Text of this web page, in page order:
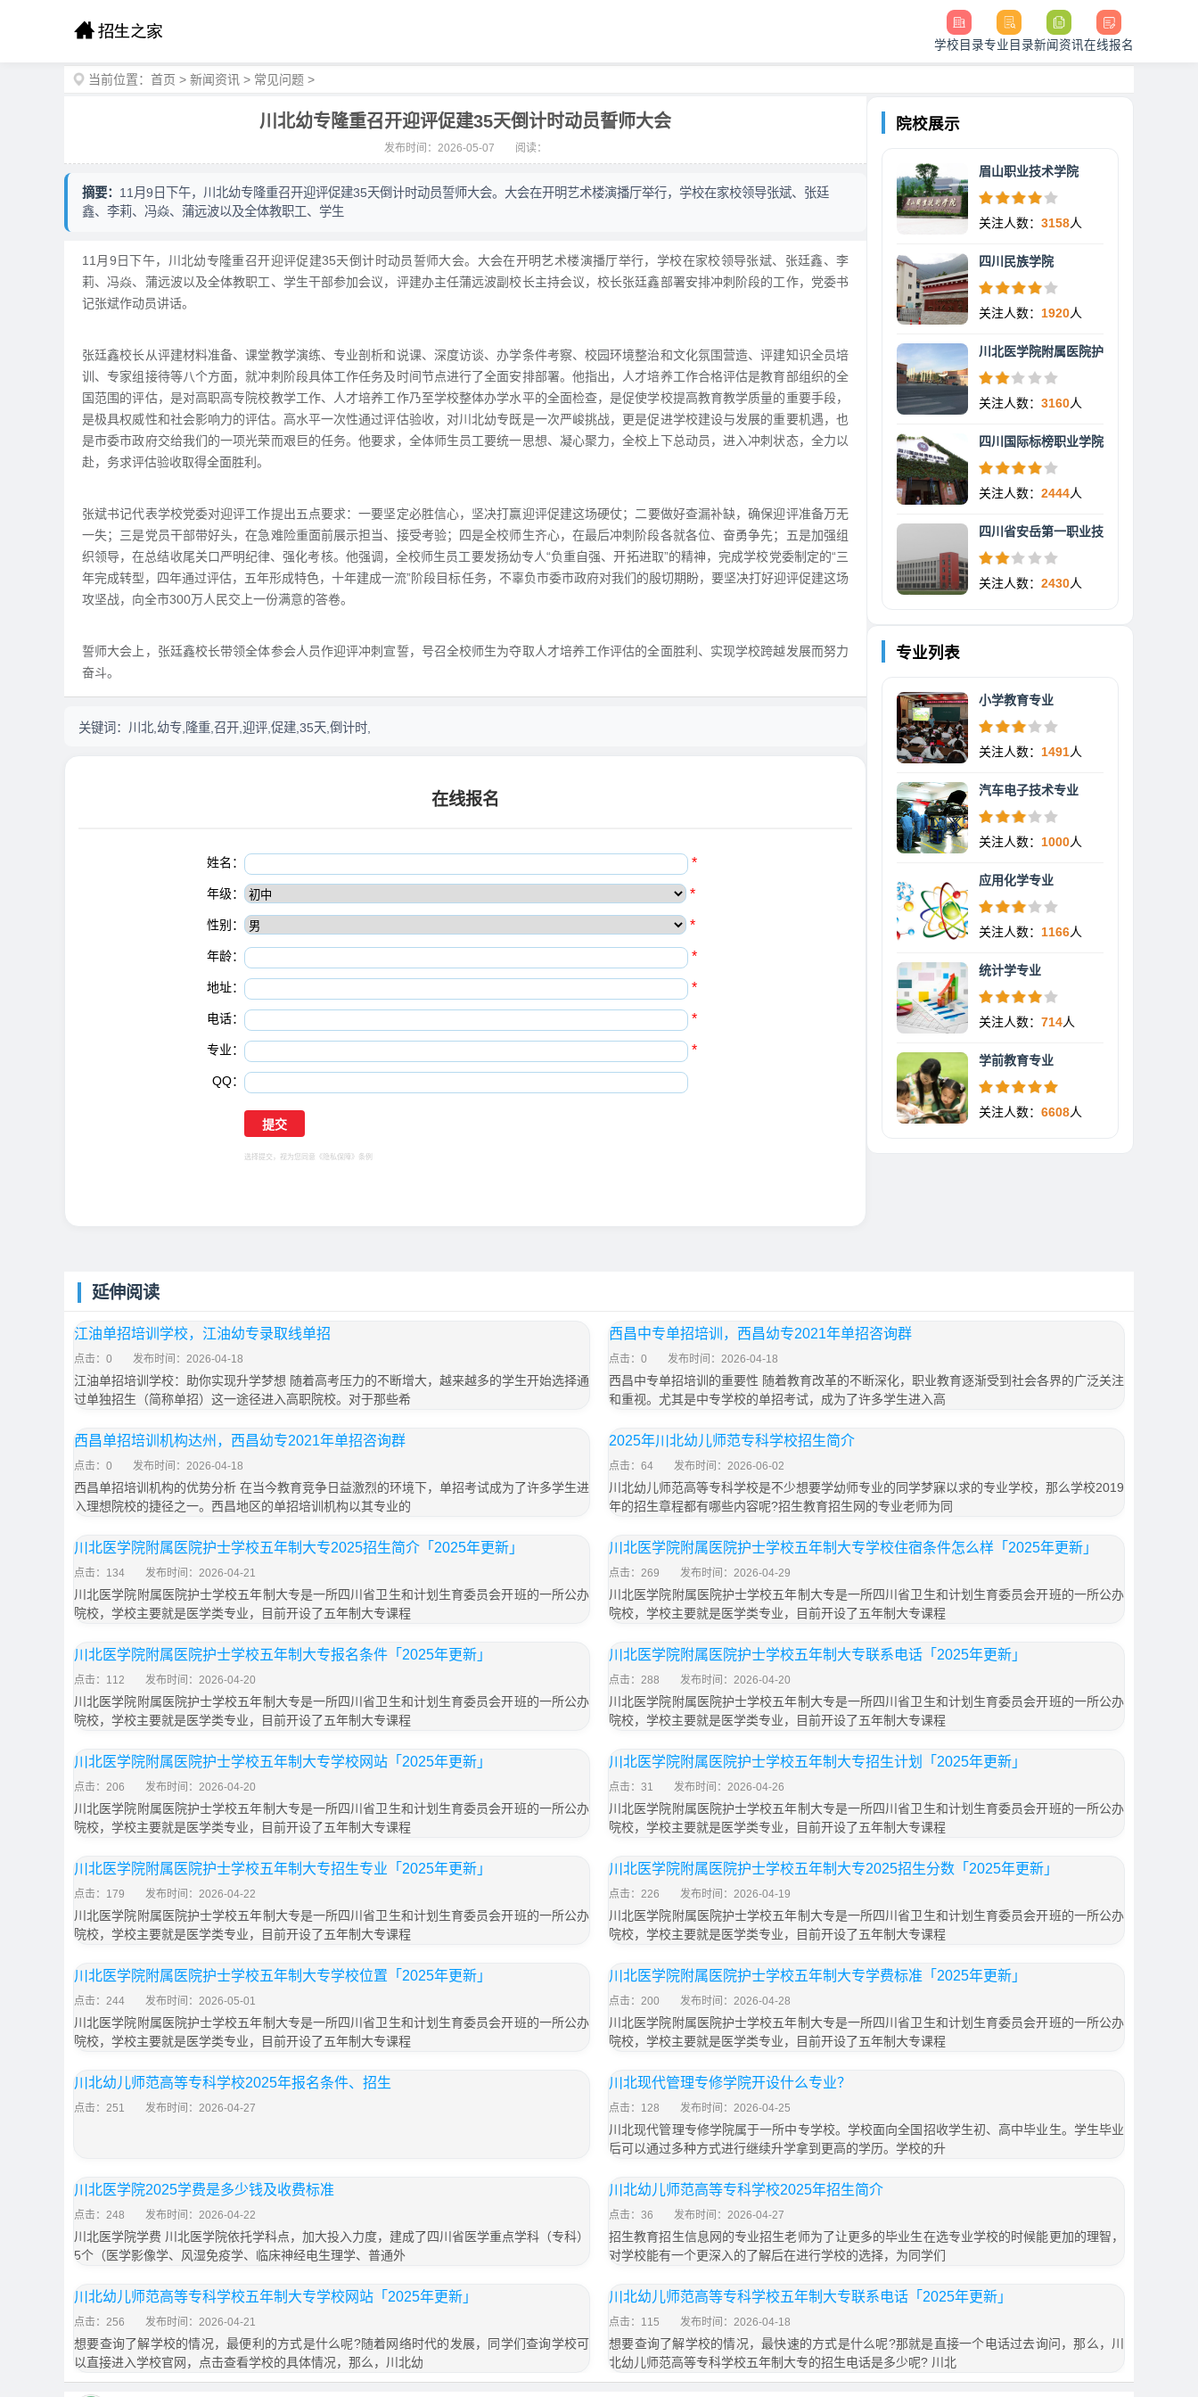
学校目录专业目录新闻资讯在线报名
当前位置： 首页 > 新闻资讯 > 常见问题 >
川北幼专隆重召开迎评促建35天倒计时动员誓师大会
发布时间：2026-05-07 阅读：
摘要： 11月9日下午，川北幼专隆重召开迎评促建35天倒计时动员誓师大会。大会在开明艺术楼演播厅举行，学校在家校领导张斌、张廷
鑫、李莉、冯焱、蒲远波以及全体教职工、学生
11月9日下午，川北幼专隆重召开迎评促建35天倒计时动员誓师大会。大会在开明艺术楼演播厅举行，学校在家校领导张斌、张廷鑫、李
莉、冯焱、蒲远波以及全体教职工、学生干部参加会议，评建办主任蒲远波副校长主持会议，校长张廷鑫部署安排冲刺阶段的工作，党委书
记张斌作动员讲话。
张廷鑫校长从评建材料准备、课堂教学演练、专业剖析和说课、深度访谈、办学条件考察、校园环境整治和文化氛围营造、评建知识全员培
训、专家组接待等八个方面，就冲刺阶段具体工作任务及时间节点进行了全面安排部署。他指出，人才培养工作合格评估是教育部组织的全
国范围的评估，是对高职高专院校教学工作、人才培养工作乃至学校整体办学水平的全面检查，是促使学校提高教育教学质量的重要手段，
是极具权威性和社会影响力的评估。高水平一次性通过评估验收，对川北幼专既是一次严峻挑战，更是促进学校建设与发展的重要机遇，也
是市委市政府交给我们的一项光荣而艰巨的任务。他要求，全体师生员工要统一思想、凝心聚力，全校上下总动员，进入冲刺状态，全力以
赴，务求评估验收取得全面胜利。
张斌书记代表学校党委对迎评工作提出五点要求：一要坚定必胜信心，坚决打赢迎评促建这场硬仗；二要做好查漏补缺，确保迎评准备万无
一失；三是党员干部带好头，在急难险重面前展示担当、接受考验；四是全校师生齐心，在最后冲刺阶段各就各位、奋勇争先；五是加强组
织领导，在总结收尾关口严明纪律、强化考核。他强调，全校师生员工要发扬幼专人“负重自强、开拓进取”的精神，完成学校党委制定的“三
年完成转型，四年通过评估，五年形成特色，十年建成一流”阶段目标任务，不辜负市委市政府对我们的殷切期盼，要坚决打好迎评促建这场
攻坚战，向全市300万人民交上一份满意的答卷。
誓师大会上，张廷鑫校长带领全体参会人员作迎评冲刺宣誓，号召全校师生为夺取人才培养工作评估的全面胜利、实现学校跨越发展而努力
奋斗。
关键词： 川北,幼专,隆重,召开,迎评,促建,35天,倒计时,
在线报名
姓名： *
年级： *
性别： *
年龄： *
地址： *
电话： *
专业： *
QQ：
选择提交，视为您同意 《隐私保障》 条例
院校展示
眉山职业技术学院
关注人数： 3158人
四川民族学院
关注人数： 1920人
川北医学院附属医院护
关注人数： 3160人
四川国际标榜职业学院
关注人数： 2444人
四川省安岳第一职业技
关注人数： 2430人
专业列表
小学教育专业
关注人数： 1491人
汽车电子技术专业
关注人数： 1000人
应用化学专业
关注人数： 1166人
统计学专业
关注人数： 714人
学前教育专业
关注人数： 6608人
延伸阅读
江油单招培训学校，江油幼专录取线单招
点击：0 发布时间：2026-04-18
江油单招培训学校：助你实现升学梦想 随着高考压力的不断增大，越来越多的学生开始选择通
过单独招生（简称单招）这一途径进入高职院校。对于那些希
西昌中专单招培训，西昌幼专2021年单招咨询群
点击：0 发布时间：2026-04-18
西昌中专单招培训的重要性 随着教育改革的不断深化，职业教育逐渐受到社会各界的广泛关注
和重视。尤其是中专学校的单招考试，成为了许多学生进入高
西昌单招培训机构达州，西昌幼专2021年单招咨询群
点击：0 发布时间：2026-04-18
西昌单招培训机构的优势分析 在当今教育竞争日益激烈的环境下，单招考试成为了许多学生进
入理想院校的捷径之一。西昌地区的单招培训机构以其专业的
2025年川北幼儿师范专科学校招生简介
点击：64 发布时间：2026-06-02
川北幼儿师范高等专科学校是不少想要学幼师专业的同学梦寐以求的专业学校，那么学校2019
年的招生章程都有哪些内容呢?招生教育招生网的专业老师为同
川北医学院附属医院护士学校五年制大专2025招生简介「2025年更新」
点击：134 发布时间：2026-04-21
川北医学院附属医院护士学校五年制大专是一所四川省卫生和计划生育委员会开班的一所公办
院校，学校主要就是医学类专业，目前开设了五年制大专课程
川北医学院附属医院护士学校五年制大专学校住宿条件怎么样「2025年更新」
点击：269 发布时间：2026-04-29
川北医学院附属医院护士学校五年制大专是一所四川省卫生和计划生育委员会开班的一所公办
院校，学校主要就是医学类专业，目前开设了五年制大专课程
川北医学院附属医院护士学校五年制大专报名条件「2025年更新」
点击：112 发布时间：2026-04-20
川北医学院附属医院护士学校五年制大专是一所四川省卫生和计划生育委员会开班的一所公办
院校，学校主要就是医学类专业，目前开设了五年制大专课程
川北医学院附属医院护士学校五年制大专联系电话「2025年更新」
点击：288 发布时间：2026-04-20
川北医学院附属医院护士学校五年制大专是一所四川省卫生和计划生育委员会开班的一所公办
院校，学校主要就是医学类专业，目前开设了五年制大专课程
川北医学院附属医院护士学校五年制大专学校网站「2025年更新」
点击：206 发布时间：2026-04-20
川北医学院附属医院护士学校五年制大专是一所四川省卫生和计划生育委员会开班的一所公办
院校，学校主要就是医学类专业，目前开设了五年制大专课程
川北医学院附属医院护士学校五年制大专招生计划「2025年更新」
点击：31 发布时间：2026-04-26
川北医学院附属医院护士学校五年制大专是一所四川省卫生和计划生育委员会开班的一所公办
院校，学校主要就是医学类专业，目前开设了五年制大专课程
川北医学院附属医院护士学校五年制大专招生专业「2025年更新」
点击：179 发布时间：2026-04-22
川北医学院附属医院护士学校五年制大专是一所四川省卫生和计划生育委员会开班的一所公办
院校，学校主要就是医学类专业，目前开设了五年制大专课程
川北医学院附属医院护士学校五年制大专2025招生分数「2025年更新」
点击：226 发布时间：2026-04-19
川北医学院附属医院护士学校五年制大专是一所四川省卫生和计划生育委员会开班的一所公办
院校，学校主要就是医学类专业，目前开设了五年制大专课程
川北医学院附属医院护士学校五年制大专学校位置「2025年更新」
点击：244 发布时间：2026-05-01
川北医学院附属医院护士学校五年制大专是一所四川省卫生和计划生育委员会开班的一所公办
院校，学校主要就是医学类专业，目前开设了五年制大专课程
川北医学院附属医院护士学校五年制大专学费标准「2025年更新」
点击：200 发布时间：2026-04-28
川北医学院附属医院护士学校五年制大专是一所四川省卫生和计划生育委员会开班的一所公办
院校，学校主要就是医学类专业，目前开设了五年制大专课程
川北幼儿师范高等专科学校2025年报名条件、招生
点击：251 发布时间：2026-04-27
川北现代管理专修学院开设什么专业？
点击：128 发布时间：2026-04-25
川北现代管理专修学院属于一所中专学校。学校面向全国招收学生初、高中毕业生。学生毕业
后可以通过多种方式进行继续升学拿到更高的学历。学校的升
川北医学院2025学费是多少钱及收费标准
点击：248 发布时间：2026-04-22
川北医学院学费 川北医学院依托学科点，加大投入力度，建成了四川省医学重点学科（专科）
5个（医学影像学、风湿免疫学、临床神经电生理学、普通外
川北幼儿师范高等专科学校2025年招生简介
点击：36 发布时间：2026-04-27
招生教育招生信息网的专业招生老师为了让更多的毕业生在选专业学校的时候能更加的理智，
对学校能有一个更深入的了解后在进行学校的选择，为同学们
川北幼儿师范高等专科学校五年制大专学校网站「2025年更新」
点击：256 发布时间：2026-04-21
想要查询了解学校的情况，最便利的方式是什么呢?随着网络时代的发展，同学们查询学校可
以直接进入学校官网，点击查看学校的具体情况，那么，川北幼
川北幼儿师范高等专科学校五年制大专联系电话「2025年更新」
点击：115 发布时间：2026-04-18
想要查询了解学校的情况，最快速的方式是什么呢?那就是直接一个电话过去询问，那么，川
北幼儿师范高等专科学校五年制大专的招生电话是多少呢? 川北